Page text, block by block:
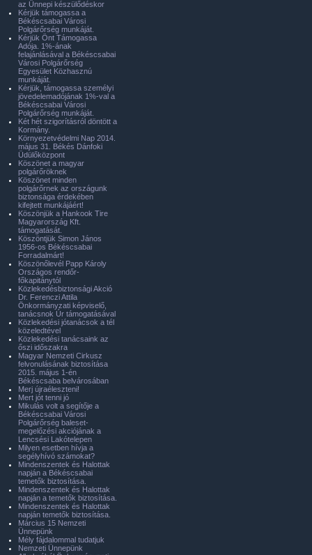
az Ünnepi készülődéskor
Kérjük támogassa a
Békéscsabai Városi
Polgárőrség munkáját.
Kérjük Önt Támogassa
Adója. 1%-ának
felajánlásával a Békéscsabai
Városi Polgárőrség
Egyesület Közhasznú
munkáját.
Kérjük, támogassa személyi
jövedelemadójának 1%-val a
Békéscsabai Városi
Polgárőrség munkáját.
Két hét szigorításról döntött a
Kormány.
Környezetvédelmi Nap 2014.
május 31. Békés Dánfoki
Üdülőközpont
Köszönet a magyar
polgárőröknek
Köszönet minden
polgárőrnek az országunk
biztonsága érdekében
kifejtett munkájáért!
Köszönjük a Hankook Tire
Magyarország Kft.
támogatását.
Köszöntjük Simon János
1956-os Békéscsabai
Forradalmárt!
Köszönőlevél Papp Károly
Országos rendőr-
főkapitánytól
Közlekedésbiztonsági Akció
Dr. Ferenczi Attila
Önkormányzati képviselő,
tanácsnok Úr támogatásával
Közlekedési jótanácsok a tél
közeledtével
Közlekedési tanácsaink az
őszi időszakra
Magyar Nemzeti Cirkusz
felvonulásának biztosítása
2015. május 1-én
Békéscsaba belvárosában
Merj újraéleszteni!
Mert jót tenni jó
Mikulás volt a segítője a
Békéscsabai Városi
Polgárőrség baleset-
megelőzési akciójának a
Lencsési Lakótelepen
Milyen esetben hívja a
segélyhívó számokat?
Mindenszentek és Halottak
napján a Békéscsabai
temetők biztosítása.
Mindenszentek és Halottak
napján a temetők biztosítása.
Mindenszentek és Halottak
napján temetők biztosítása.
Március 15 Nemzeti
Ünnepünk
Mély fájdalommal tudatjuk
Nemzeti Ünnepünk